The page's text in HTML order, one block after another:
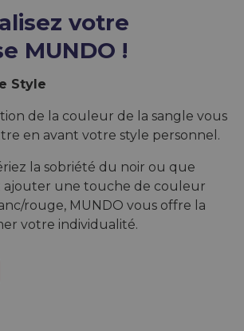
votre
MUNDO !
Style
de la couleur de la sangle vous
en avant votre style personnel.
la sobriété du noir ou que
ajouter une touche de couleur
rouge, MUNDO vous offre la
votre individualité.